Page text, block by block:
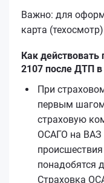
Важно: для
карта
Как действовать
2107 после ДТП
При
первым
страховую
ОСАГО на ВАЗ
понадобятся
Страховка